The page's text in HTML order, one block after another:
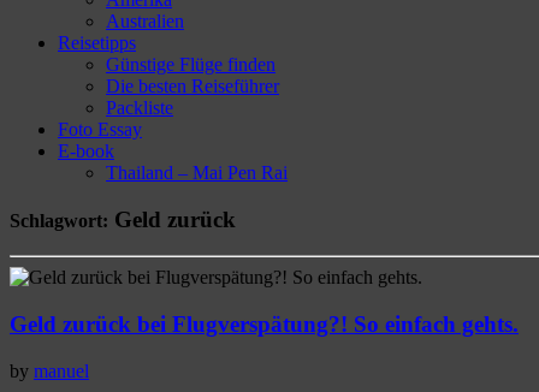
Australien
Reisetipps
Günstige Flüge finden
Die besten Reiseführer
Packliste
Foto Essay
E-book
Thailand – Mai Pen Rai
Schlagwort: Geld zurück
Geld zurück bei Flugverspätung?! So einfach gehts.
by manuel